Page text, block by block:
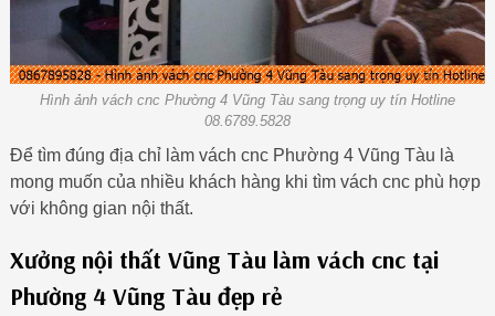
Hình ảnh vách cnc Phường 4 Vũng Tàu sang trọng uy tín Hotline
08.6789.5828
Để tìm đúng địa chỉ làm vách cnc Phường 4 Vũng Tàu là
mong muốn của nhiều khách hàng khi tìm vách cnc phù hợp
với không gian nội thất.
Xưởng nội thất Vũng Tàu làm vách cnc tại
Phường 4 Vũng Tàu đẹp rẻ